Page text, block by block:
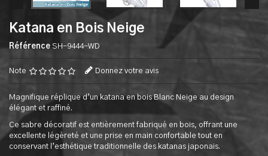
Katana en Bois Neige
Référence SH-9444-WD
Note Donnez votre avis
Magnifique réplique d’un katana en bois Blanc Neige au design
élégant et raffiné.
Ce sabre décoratif est entièrement fabriqué en bois, offrant une
excellente légèreté et une prise en main confortable tout en
conservant l’esthétique traditionnelle des katanas japonais.